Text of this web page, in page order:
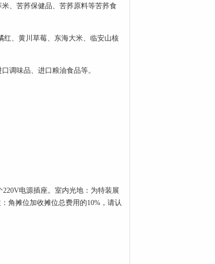
、苦荞保健品、苦荞原料等苦荞食
红、黄川草莓、东海大米、临安山核
调味品、进口粮油食品等。
电源插座。室内光地：为特装展
角摊位加收摊位总费用的10%，请认